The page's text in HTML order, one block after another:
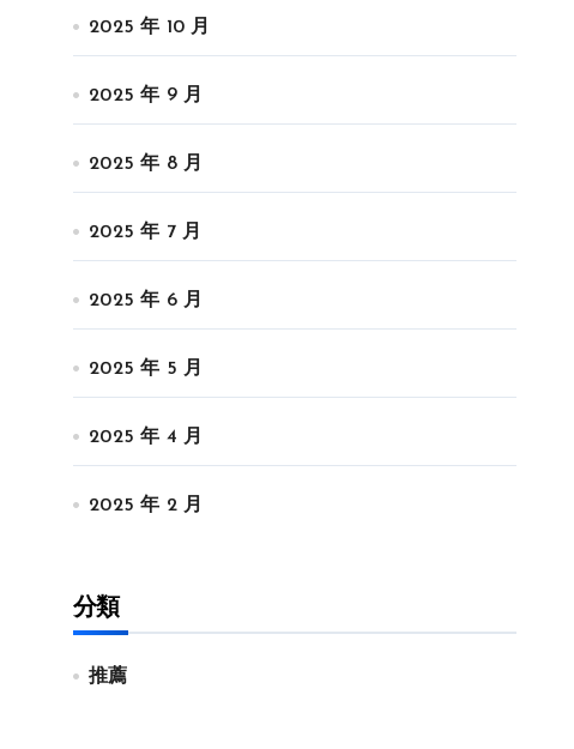
2025 年 10 月
2025 年 9 月
2025 年 8 月
2025 年 7 月
2025 年 6 月
2025 年 5 月
2025 年 4 月
2025 年 2 月
分類
推薦